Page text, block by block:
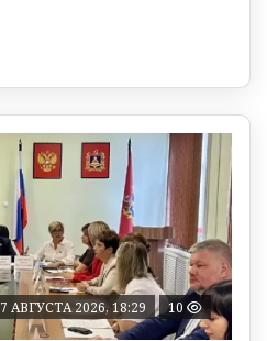
7 АВГУСТА 2026, 18:29 10